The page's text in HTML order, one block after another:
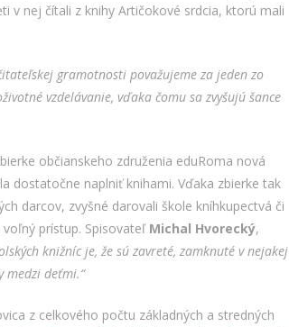
v nej čítali z knihy Artičokové srdcia, ktorú mali
gramotnosti považujeme za jeden zo
vzdelávanie, vďaka čomu sa zvyšujú šance
občianskeho združenia eduRoma nová
dostatočne naplniť knihami. Vďaka zbierke tak
darcov, zvyšné darovali škole kníhkupectvá či
prístup. Spisovateľ Michal Hvorecký,
knižníc je, že sú zavreté, zamknuté v nejakej
medzi deťmi.“
z celkového počtu základných a stredných